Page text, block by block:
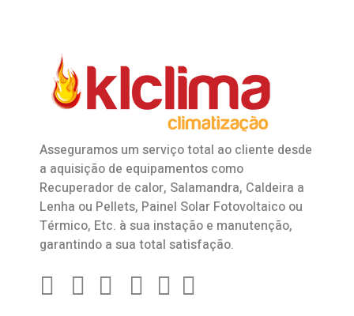
Asseguramos um serviço total ao cliente desde
a aquisição de equipamentos como
Recuperador de calor, Salamandra, Caldeira a
Lenha ou Pellets, Painel Solar Fotovoltaico ou
Térmico, Etc. à sua instação e manutenção,
garantindo a sua total satisfação.